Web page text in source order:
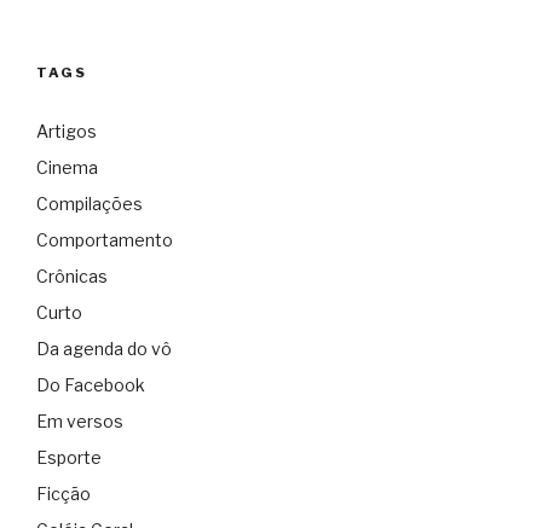
TAGS
Artigos
Cinema
Compilações
Comportamento
Crônicas
Curto
Da agenda do vô
Do Facebook
Em versos
Esporte
Ficção